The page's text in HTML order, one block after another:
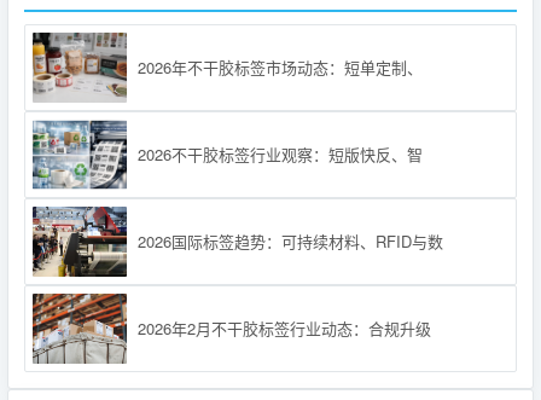
2026年不干胶标签市场动态：短单定制、
2026不干胶标签行业观察：短版快反、智
2026国际标签趋势：可持续材料、RFID与数
2026年2月不干胶标签行业动态：合规升级